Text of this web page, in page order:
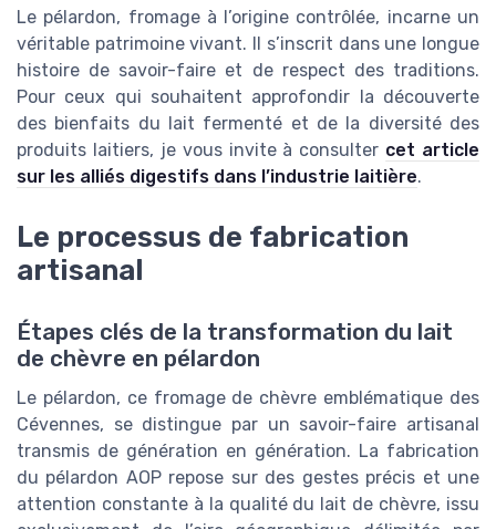
Le pélardon, fromage à l’origine contrôlée, incarne un
véritable patrimoine vivant. Il s’inscrit dans une longue
histoire de savoir-faire et de respect des traditions.
Pour ceux qui souhaitent approfondir la découverte
des bienfaits du lait fermenté et de la diversité des
produits laitiers, je vous invite à consulter cet article
sur les alliés digestifs dans l’industrie laitière.
Le processus de fabrication
artisanal
Étapes clés de la transformation du lait
de chèvre en pélardon
Le pélardon, ce fromage de chèvre emblématique des
Cévennes, se distingue par un savoir-faire artisanal
transmis de génération en génération. La fabrication
du pélardon AOP repose sur des gestes précis et une
attention constante à la qualité du lait de chèvre, issu